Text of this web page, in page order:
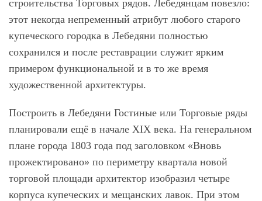
строительства Торговых рядов. Лебедянцам повезло:
этот некогда непременный атрибут любого старого
купеческого городка в Лебедяни полностью
сохранился и после реставрации служит ярким
примером функциональной и в то же время
художественной архитектуры.
Построить в Лебедяни Гостиные или Торговые ряды
планировали ещё в начале XIX века. На генеральном
плане города 1803 года под заголовком «Вновь
прожектировано» по периметру квартала новой
торговой площади архитектор изобразил четыре
корпуса купеческих и мещанских лавок. При этом